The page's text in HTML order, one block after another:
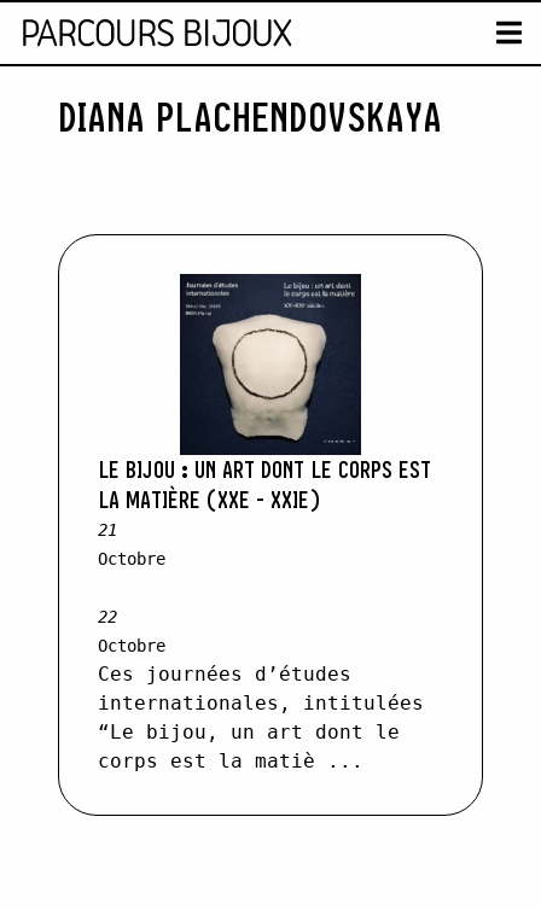
Skip to content
CARTEDIANA PLACHENDOVSKAYA
LE BIJOU : UN ART DONT LE CORPS EST
LA MATIÈRE (XXE - XXIE)
21
Octobre
22
Octobre
Ces journées d’études
internationales, intitulées
“Le bijou, un art dont le
corps est la matiè ...